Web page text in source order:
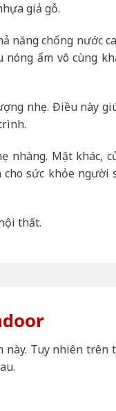
giả gỗ.
năng chống nước
ẩm vô cùng
nhẹ. Điều này
nhàng. Mặt khác,
cho sức khỏe người
thất.
này. Tuy nhiên trên